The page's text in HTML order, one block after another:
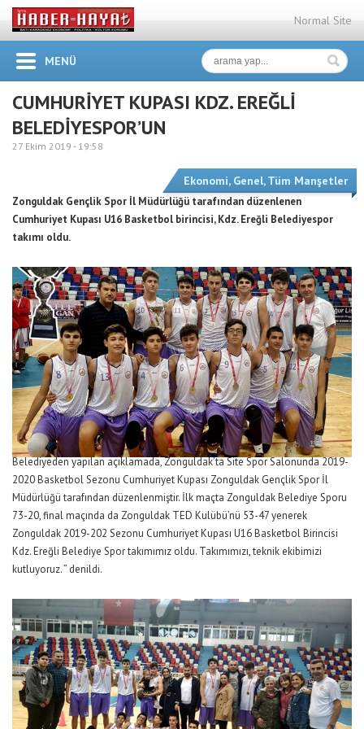
Normal Site
MENÜ
CUMHURİYET KUPASI KDZ. EREĞLİ
BELEDİYESPOR’UN
27 Ekim 2019 - 19:58
Ekonomi, Genel,Tüm Manşetler
Zonguldak Gençlik Spor İl Müdürlüğü tarafından düzenlenen
Cumhuriyet Kupası U16 Basketbol birincisi, Kdz. Ereğli Belediyespor
takımı oldu.
Belediyeden yapılan açıklamada, Zonguldak’ta Site Spor Salonunda 2019-
2020 Basketbol Sezonu Cumhuriyet Kupası Zonguldak Gençlik Spor İl
Müdürlüğü tarafından düzenlenmiştir. İlk maçta Zonguldak Belediye Sporu
73-20, final maçında da Zonguldak TED Kulübü’nü 53-47 yenerek
Zonguldak 2019-202 Sezonu Cumhuriyet Kupası U16 Basketbol Birincisi
Kdz. Ereğli Belediye Spor takımımız oldu. Takımımızı, teknik ekibimizi
kutluyoruz. ” denildi.